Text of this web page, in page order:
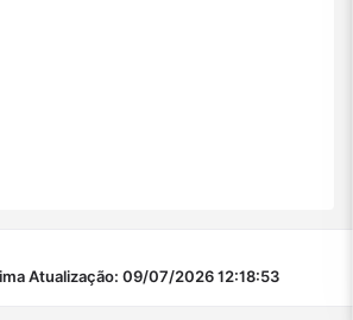
Atualização: 09/07/2026 12:18:53